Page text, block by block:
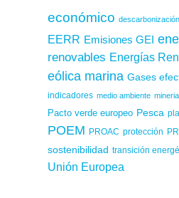
económico descarbonización
EERR Emisiones GEI
renovables Energías
eólica marina Gases
indicadores medio ambiente
Pacto verde europeo Pesca
POEM PROAC protección
sostenibilidad transición
Unión Europea